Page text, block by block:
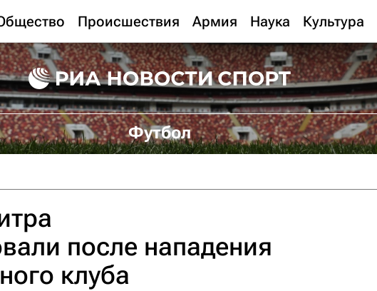
Происшествия Армия Наука Культура
Футбол
после нападения
клуба